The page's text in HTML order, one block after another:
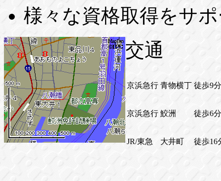
様々な資格取得をサ
交通
京浜急行 青物横丁 徒歩9分
京浜急行 鮫洲 徒歩6分
JR/東急 大井町 徒歩16